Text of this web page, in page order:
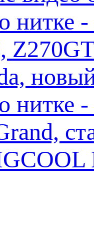
нитке -
нитке -